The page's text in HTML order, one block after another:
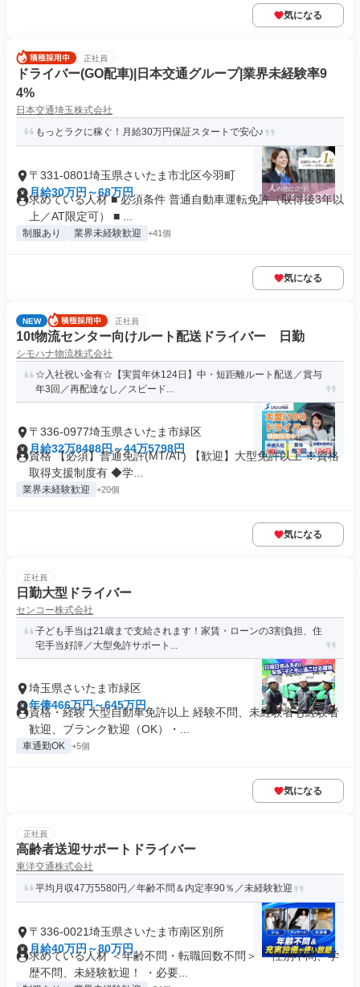
気になる
正社員
ドライバー(GO配車)|日本交通グループ|業界未経験率9
4%
日本交通埼玉株式会社
もっとラクに稼ぐ！月給30万円保証スタートで安心♪
〒331-0801埼玉県さいたま市北区今羽町
月給30万円～68万円
求めている人材 ■ 必須条件 普通自動車運転免許（取得後3年以
上／AT限定可） ■ ...
制服あり 業界未経験歓迎 +41個
気になる
NEW 正社員
10t物流センター向けルート配送ドライバー 日勤
シモハナ物流株式会社
☆入社祝い金有☆【実質年休124日】中・短距離ルート配送／賞与
年3回／再配達なし／スピード...
〒336-0977埼玉県さいたま市緑区
月給32万8488円～44万5798円
資格 【必須】普通免許(MT/AT) 【歓迎】大型免許以上 ※資格
取得支援制度有 ◆学...
業界未経験歓迎 +20個
気になる
正社員
日勤大型ドライバー
センコー株式会社
子ども手当は21歳まで支給されます！家賃・ローンの3割負担、住
宅手当好評／大型免許サポート...
埼玉県さいたま市緑区
年俸466万円～645万円
資格・経験 大型自動車免許以上 経験不問、未経験者も経験者
歓迎、ブランク歓迎（OK）・...
車通勤OK +5個
気になる
正社員
高齢者送迎サポートドライバー
東洋交通株式会社
平均月収47万5580円／年齢不問＆内定率90％／未経験歓迎
〒336-0021埼玉県さいたま市南区別所
月給40万円～80万円
求めている人材 ＜年齢不問・転職回数不問＞ ・性別不問、学
歴不問、未経験歓迎！ ・必要...